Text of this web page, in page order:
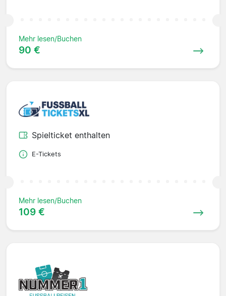
Mehr lesen/Buchen
90 €
Spielticket enthalten
E-Tickets
Mehr lesen/Buchen
109 €